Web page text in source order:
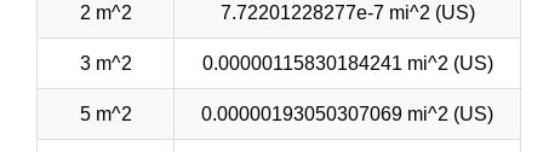
2 m^2 7.72201228277e-7 mi^2 (US)
3 m^2 0.00000115830184241 mi^2 (US)
5 m^2 0.00000193050307069 mi^2 (US)